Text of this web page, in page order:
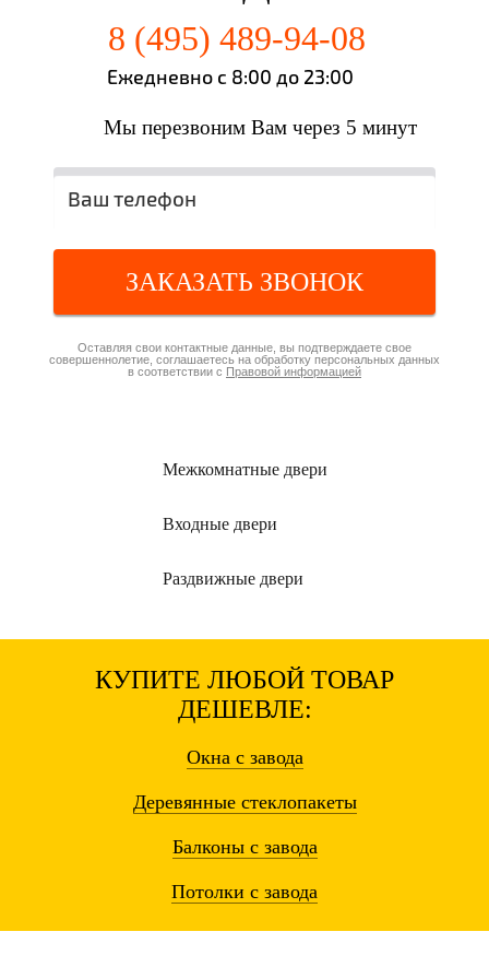
8 (495) 489-94-08
Ежедневно с 8:00 до 23:00
Мы перезвоним Вам через 5 минут
ЗАКАЗАТЬ ЗВОНОК
Оставляя свои контактные данные, вы подтверждаете свое
совершеннолетие, соглашаетесь на обработку персональных данных
в соответствии с Правовой информацией
Межкомнатные двери
Входные двери
Раздвижные двери
КУПИТЕ ЛЮБОЙ ТОВАР
ДЕШЕВЛЕ:
Окна с завода
Деревянные стеклопакеты
Балконы с завода
Потолки с завода